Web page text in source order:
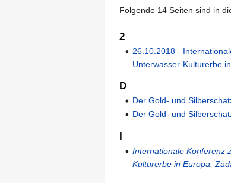
Folgende 14 Seiten sind in
2
26.10.2018 -
Unterwasser-Kulturerbe
D
Der Gold- und
Der Gold- und
I
Internationale Konferenz
Kulturerbe in Europa,